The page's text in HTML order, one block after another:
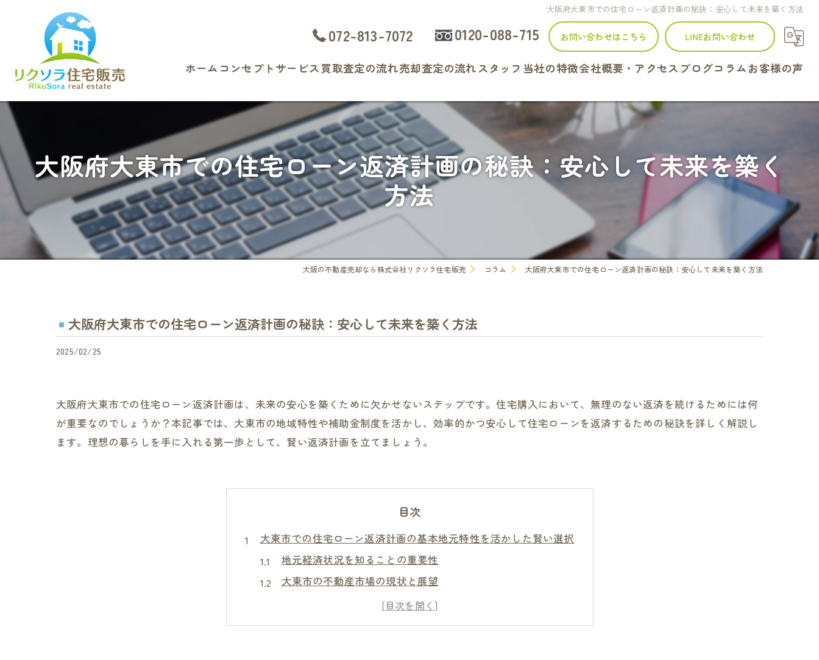
大阪府大東市での住宅ローン返済計画の秘訣：安心して未来を築く方法
072-813-7072 0120-088-715 お問い合わせはこちら LINEお問い合わせ
ホーム コンセプト サービス
よくある質問
買取査定の流れ売却査定の流れスタッフ 当社の特徴
戸建て
マンション
土地
査定
会社概要・アクセス ブログコラム お客様の声
大阪府大東市での住宅ローン返済計画の秘訣：安心して未来を築く
方法
大阪の不動産売却なら株式会社リクソラ住宅販売 コラム 大阪府大東市での住宅ローン返済計画の秘訣：安心して未来を築く方法
大阪府大東市での住宅ローン返済計画の秘訣：安心して未来を築く方法
2025/02/25
大阪府大東市での住宅ローン返済計画は、未来の安心を築くために欠かせないステップです。住宅購入において、無理のない返済を続けるためには何
が重要なのでしょうか？本記事では、大東市の地域特性や補助金制度を活かし、効率的かつ安心して住宅ローンを返済するための秘訣を詳しく解説し
ます。理想の暮らしを手に入れる第一歩として、賢い返済計画を立てましょう。
目次
大東市での住宅ローン返済計画の基本地元特性を活かした賢い選択
地元経済状況を知ることの重要性
大東市の不動産市場の現状と展望
住宅ローン選択時に考慮すべき地元の特徴
地域限定の住宅ローン特典を最大限に活用する方法